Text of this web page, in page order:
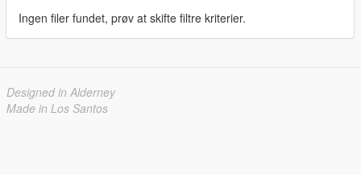
Ingen filer fundet, prøv at skifte filtre kriterier.
Designed in Alderney
Made in Los Santos